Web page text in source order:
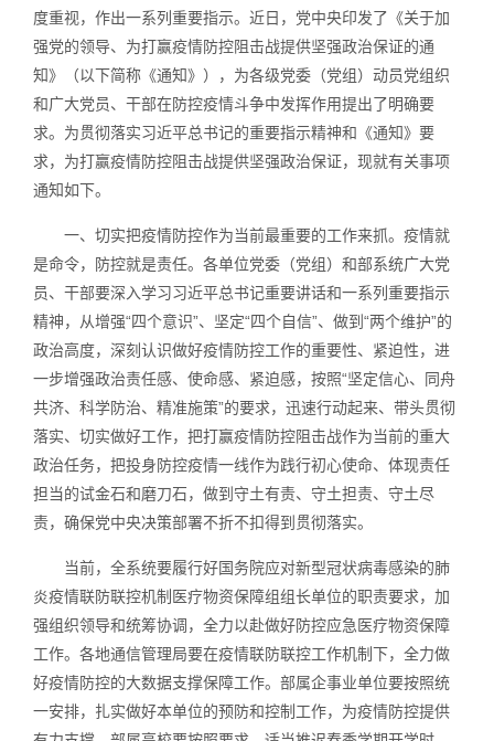
度重视，作出一系列重要指示。近日，党中央印发了《关于加
强党的领导、为打赢疫情防控阻击战提供坚强政治保证的通
知》（以下简称《通知》），为各级党委（党组）动员党组织
和广大党员、干部在防控疫情斗争中发挥作用提出了明确要
求。为贯彻落实习近平总书记的重要指示精神和《通知》要
求，为打赢疫情防控阻击战提供坚强政治保证，现就有关事项
通知如下。
一、切实把疫情防控作为当前最重要的工作来抓。疫情就
是命令，防控就是责任。各单位党委（党组）和部系统广大党
员、干部要深入学习习近平总书记重要讲话和一系列重要指示
精神，从增强“四个意识”、坚定“四个自信”、做到“两个维护”的
政治高度，深刻认识做好疫情防控工作的重要性、紧迫性，进
一步增强政治责任感、使命感、紧迫感，按照“坚定信心、同舟
共济、科学防治、精准施策”的要求，迅速行动起来、带头贯彻
落实、切实做好工作，把打赢疫情防控阻击战作为当前的重大
政治任务，把投身防控疫情一线作为践行初心使命、体现责任
担当的试金石和磨刀石，做到守土有责、守土担责、守土尽
责，确保党中央决策部署不折不扣得到贯彻落实。
当前，全系统要履行好国务院应对新型冠状病毒感染的肺
炎疫情联防联控机制医疗物资保障组组长单位的职责要求，加
强组织领导和统筹协调，全力以赴做好防控应急医疗物资保障
工作。各地通信管理局要在疫情联防联控工作机制下，全力做
好疫情防控的大数据支撑保障工作。部属企事业单位要按照统
一安排，扎实做好本单位的预防和控制工作，为疫情防控提供